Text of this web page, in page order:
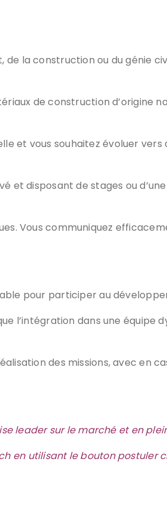
la construction ou du génie
de construction
et vous souhaitez évoluer vers
disposant de stages ou
Vous communiquez
pour participer au
l’intégration dans une équipe
des missions, avec en
leader sur le marché et en
en utilisant le bouton postuler